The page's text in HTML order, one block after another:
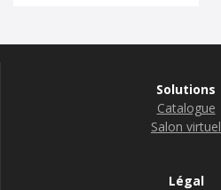
Solutions
Catalogue
Salon virtuel
Légal